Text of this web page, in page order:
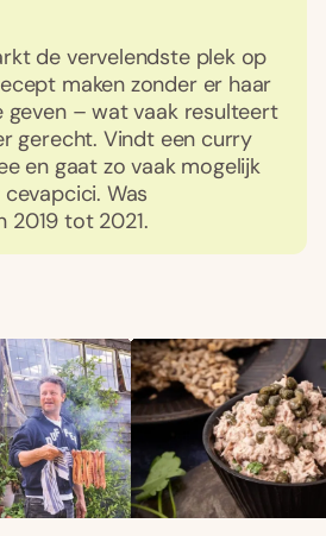
de vervelendste plek op
maken zonder er haar
geven – wat vaak resulteert
gerecht. Vindt een curry
en gaat zo vaak mogelijk
Was
2019 tot 2021.